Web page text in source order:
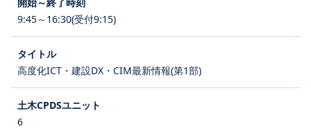
9:45～16:30(受付9:15)
高度化ICT・建設DX・CIM最新情報(第1部)
6